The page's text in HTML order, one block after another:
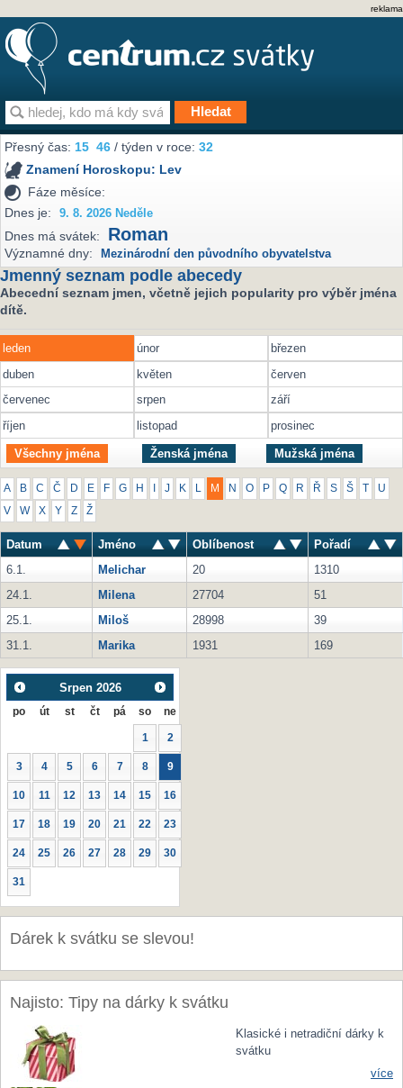
reklama
Přesný čas:15 46 / týden v roce:32
Znamení Horoskopu: Lev
Fáze měsíce:
Dnes je:
9. 8. 2026 Neděle
Dnes má svátek: Roman
Významné dny: Mezinárodní den původního obyvatelstva
Jmenný seznam podle abecedy
Abecední seznam jmen, včetně jejich popularity pro výběr jména
dítě.
leden únor
březen
duben
květen
červen
červenec
srpen
září
říjen
listopad prosinec
Všechny jména Ženská jména Mužská jména
A B C Č D E F G H J K M N O P Q R Ř S Š U
V W X Y Z Ž
Datum Jméno Oblíbenost
Pořadí
6.1.
Melichar 20
1310
24.1.
Milena 27704
51
25.1.
Miloš 28998
39
31.1.
Marika 1931 169
Srpen 2026
po út st čt pá so ne
1 2
3 4 5 6 7 8 9
10 11 12 13 14 15 16
17 18 19 20 21 22 23
24 25 26 27 28 29 30
31
Dárek k svátku se slevou!
Najisto: Tipy na dárky k svátku
Klasické i netradiční dárky k
svátku
více